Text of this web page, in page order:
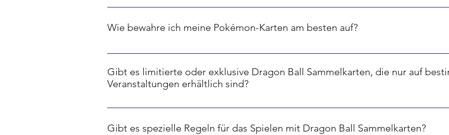
Ja, es gibt verschiedene Online-Plattformen und Tools, die dir helfen können, den Wert deiner
Wie bewahre ich meine Pokémon-Karten am besten auf?
Um deine Pokémon-Karten optimal zu schützen, empfehlen wir die Verwendung von
aufzubewahren, um ihre Qualität langfristig zu erhalten.
Gibt es limitierte oder exklusive Dragon Ball Sammelkarten, die nur auf
Veranstaltungen erhältlich sind?
Ja, viele Dragon Ball Sammelkartenspiele veröffentlichen limitierte oder exklusive Karten, die
hohen Sammlerwert haben.
Gibt es spezielle Regeln für das Spielen mit Dragon Ball Sammelkarten?